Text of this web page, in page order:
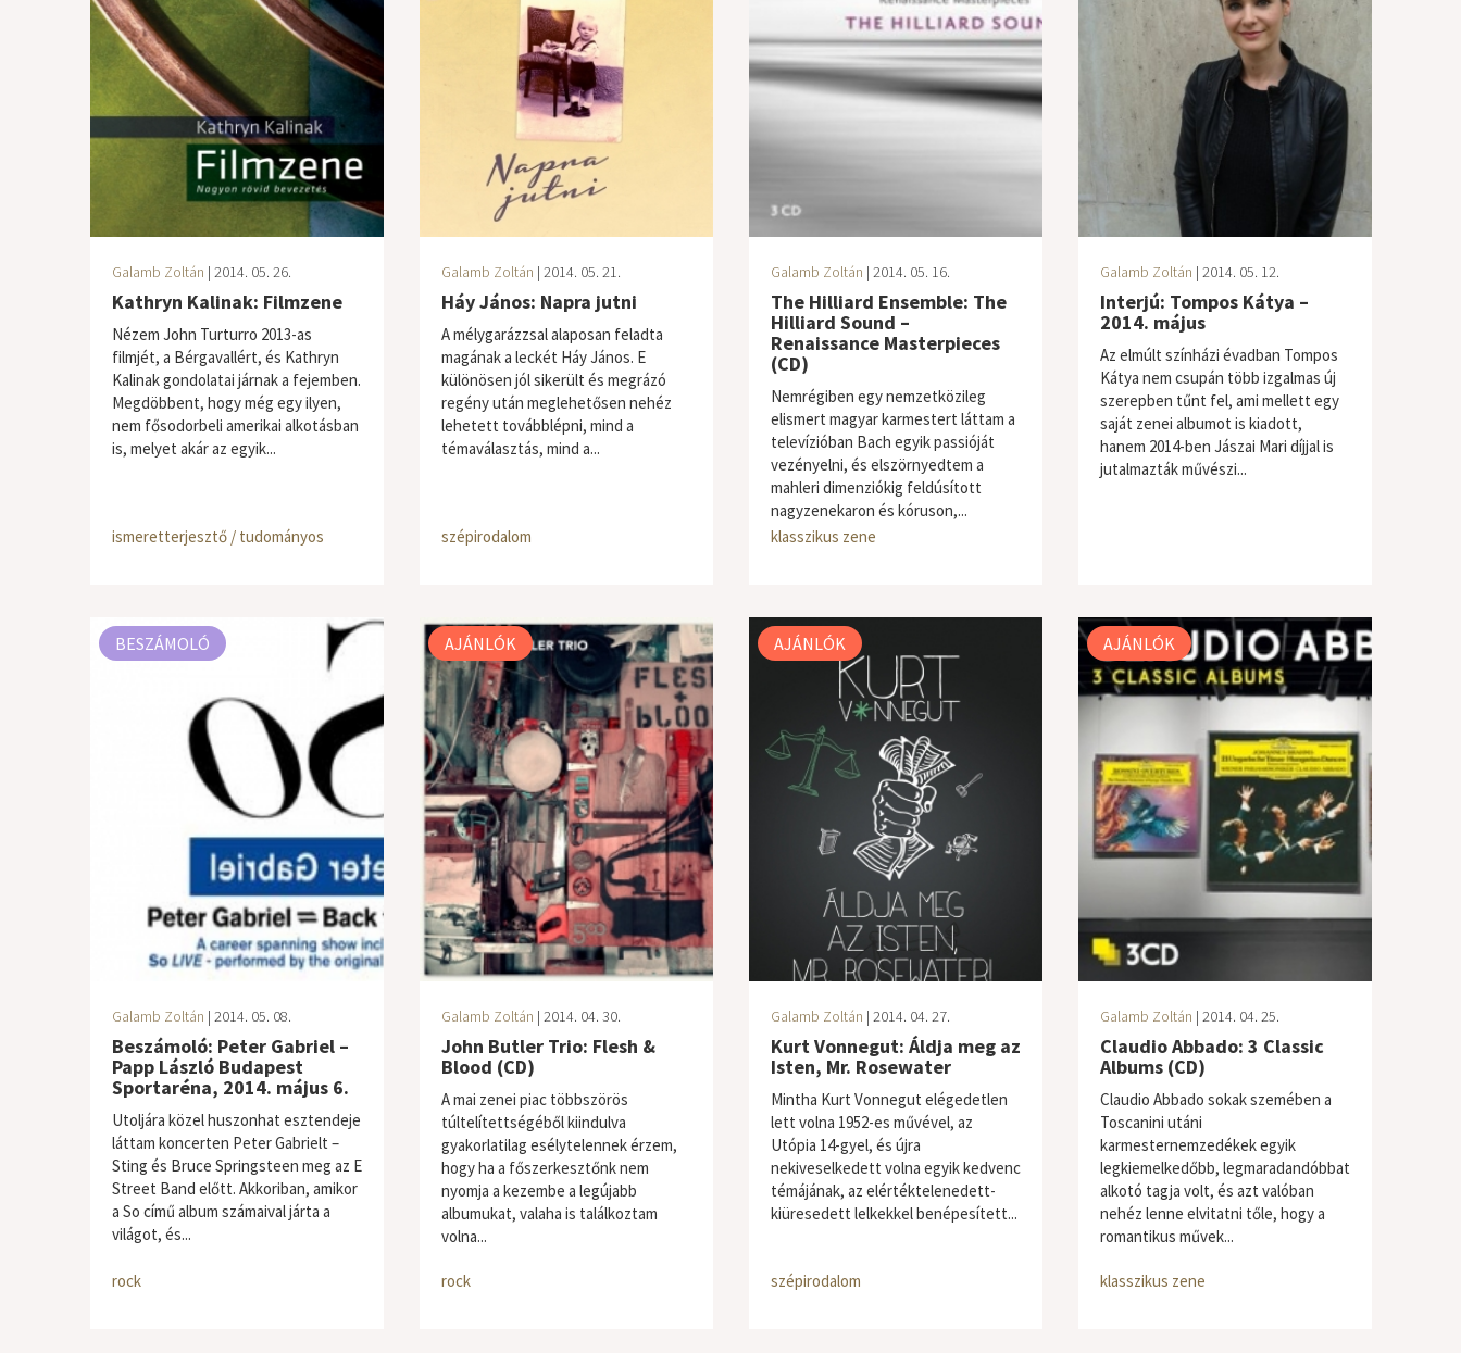
Galamb Zoltán | 2014. 05. 26.
Kathryn Kalinak: Filmzene
Nézem John Turturro 2013-as
filmjét, a Bérgavallért, és Kathryn
Kalinak gondolatai járnak a fejemben.
Megdöbbent, hogy még egy ilyen,
nem fősodorbeli amerikai alkotásban
is, melyet akár az egyik...
ismeretterjesztő / tudományos
Galamb Zoltán | 2014. 05. 21.
Háy János: Napra jutni
A mélygarázzsal alaposan feladta
magának a leckét Háy János. E
különösen jól sikerült és megrázó
regény után meglehetősen nehéz
lehetett továbblépni, mind a
témaválasztás, mind a...
szépirodalom
Galamb Zoltán | 2014. 05. 16.
The Hilliard Ensemble: The
Hilliard Sound –
Renaissance Masterpieces
(CD)
Nemrégiben egy nemzetközileg
elismert magyar karmestert láttam a
televízióban Bach egyik passióját
vezényelni, és elszörnyedtem a
mahleri dimenziókig feldúsított
nagyzenekaron és kóruson,...
klasszikus zene
Galamb Zoltán | 2014. 05. 12.
Interjú: Tompos Kátya –
2014. május
Az elmúlt színházi évadban Tompos
Kátya nem csupán több izgalmas új
szerepben tűnt fel, ami mellett egy
saját zenei albumot is kiadott,
hanem 2014-ben Jászai Mari díjjal is
jutalmazták művészi...
BESZÁMOLÓ
Galamb Zoltán | 2014. 05. 08.
Beszámoló: Peter Gabriel –
Papp László Budapest
Sportaréna, 2014. május 6.
Utoljára közel huszonhat esztendeje
láttam koncerten Peter Gabrielt –
Sting és Bruce Springsteen meg az E
Street Band előtt. Akkoriban, amikor
a So című album számaival járta a
világot, és...
rock
AJÁNLÓK
Galamb Zoltán | 2014. 04. 30.
John Butler Trio: Flesh &
Blood (CD)
A mai zenei piac többszörös
túltelítettségéből kiindulva
gyakorlatilag esélytelennek érzem,
hogy ha a főszerkesztőnk nem
nyomja a kezembe a legújabb
albumukat, valaha is találkoztam
volna...
rock
AJÁNLÓK
Galamb Zoltán | 2014. 04. 27.
Kurt Vonnegut: Áldja meg az
Isten, Mr. Rosewater
Mintha Kurt Vonnegut elégedetlen
lett volna 1952-es művével, az
Utópia 14-gyel, és újra
nekiveselkedett volna egyik kedvenc
témájának, az elértéktelenedett-
kiüresedett lelkekkel benépesített...
szépirodalom
AJÁNLÓK
Galamb Zoltán | 2014. 04. 25.
Claudio Abbado: 3 Classic
Albums (CD)
Claudio Abbado sokak szemében a
Toscanini utáni
karmesternemzedékek egyik
legkiemelkedőbb, legmaradandóbbat
alkotó tagja volt, és azt valóban
nehéz lenne elvitatni tőle, hogy a
romantikus művek...
klasszikus zene